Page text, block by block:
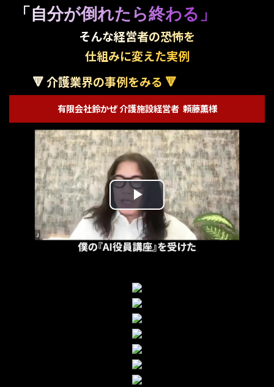
「自分が倒れたら終わる」
そんな経営者の恐怖を
仕組みに変えた実例
🔻 介護業界の事例をみる 🔻
有限会社鈴かぜ 介護施設経営者 頼藤薫様
Play
Video